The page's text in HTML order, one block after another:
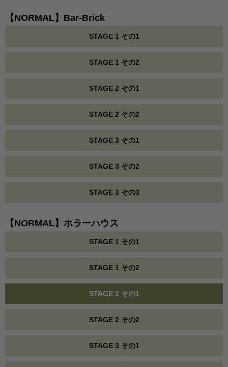
【NORMAL】Bar-Brick
STAGE 1 その1
STAGE 1 その2
STAGE 2 その1
STAGE 2 その2
STAGE 3 その1
STAGE 3 その2
STAGE 3 その3
【NORMAL】ホラーハウス
STAGE 1 その1
STAGE 1 その2
STAGE 2 その1
STAGE 2 その2
STAGE 3 その1